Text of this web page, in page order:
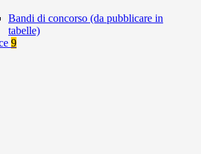
Bandi di concorso (da pubblicare in
tabelle)
9